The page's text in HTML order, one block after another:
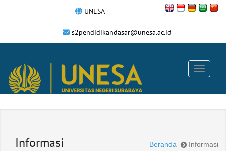
UNESA
s2pendidikandasar@unesa.ac.id
Informasi Beranda Informasi